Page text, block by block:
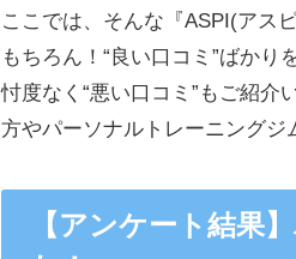
ここでは、そんな『ASPI(アス
もちろん！“良い口コミ”ばか
忖度なく“悪い口コミ”もご紹
方やパーソナルトレーニング
【アンケート結果